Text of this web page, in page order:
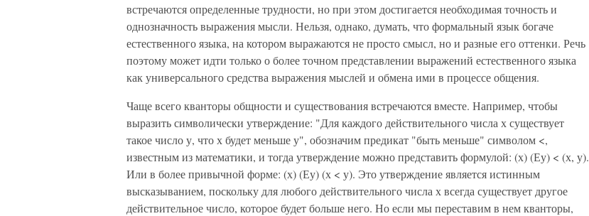
встречаются определенные трудности, но при этом достигается необходимая точность и
однозначность выражения мысли. Нельзя, однако, думать, что формальный язык богаче
естественного языка, на котором выражаются не просто смысл, но и разные его оттенки. Речь
поэтому может идти только о более точном представлении выражений естественного языка
как универсального средства выражения мыслей и обмена ими в процессе общения.
Чаще всего кванторы общности и существования встречаются вместе. Например, чтобы
выразить символически утверждение: "Для каждого действительного числа х существует
такое число у, что х будет меньше у", обозначим предикат "быть меньше" символом <,
известным из математики, и тогда утверждение можно представить формулой: (х) (Еу) < (х, у).
Или в более привычной форме: (х) (Еу) (х < у). Это утверждение является истинным
высказыванием, поскольку для любого действительного числа х всегда существует другое
действительное число, которое будет больше него. Но если мы переставим в нем кванторы,